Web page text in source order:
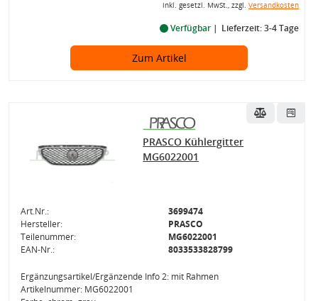
inkl. gesetzl. MwSt., zzgl. Versandkosten
Verfügbar Lieferzeit: 3-4 Tage
Zum Artikel
PRASCO Kühlergitter
MG6022001
Art.Nr.:
3699474
Hersteller:
PRASCO
Teilenummer:
MG6022001
EAN-Nr.:
8033533828799
Ergänzungsartikel/Ergänzende Info 2: mit Rahmen
Artikelnummer: MG6022001